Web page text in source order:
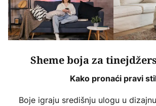
Sheme boja za
Kako pronaći pravi
Boje igraju središnju ulogu u